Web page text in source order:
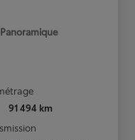
91 494 km